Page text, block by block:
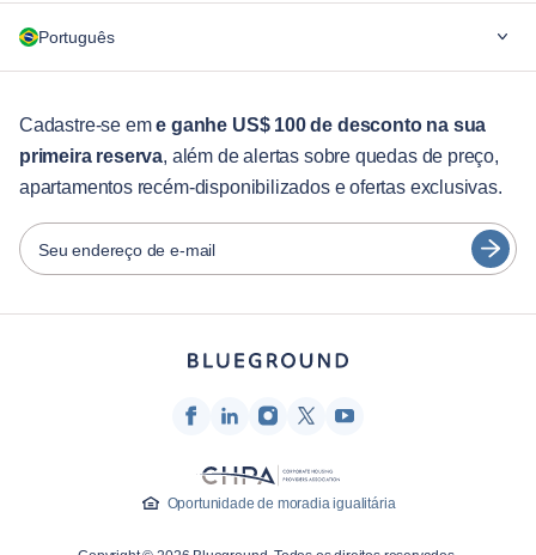
Para empresas
Serviços aos hóspedes
Guias da cidade
Parceiros
Operadoras de aluguel mobiliado
Influenciadores e afiliados
Português
English
Português
Español
Cadastre-se eme ganhe US$ 100 de desconto na sua
primeira reserva, além de alertas sobre quedas de preço,
apartamentos recém-disponibilizados e ofertas exclusivas.
Seu endereço de e-mail
Oportunidade de moradia igualitária